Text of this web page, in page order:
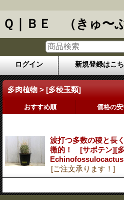
Ｑ｜ＢＥ （きゅ〜ぶ
ログイン 新規登録はこ
多肉植物 > [多稜玉類]
おすすめ順 価格の
波打つ多数の稜と長
徴的！ [サボテン][
[ご注文承ります！]